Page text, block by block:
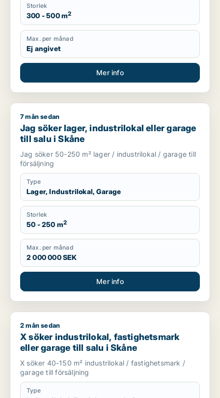
Storlek
300 - 500 m2
Max. per månad
Ej angivet
Mer info
Jag söker lager, industrilokal eller garage till salu i Skåne
7 mån sedan
Jag söker lager, industrilokal eller garage
till salu i Skåne
Jag söker 50-250 m² lager / industrilokal / garage till
försäljning
Type
Lager, Industrilokal, Garage
Storlek
50 - 250 m2
Max. per månad
2 000 000 SEK
Mer info
X söker industrilokal, fastighetsmark eller garage till salu i
2 mån sedan
X söker industrilokal, fastighetsmark
eller garage till salu i Skåne
X söker 40-150 m² industrilokal / fastighetsmark /
garage till försäljning
Type